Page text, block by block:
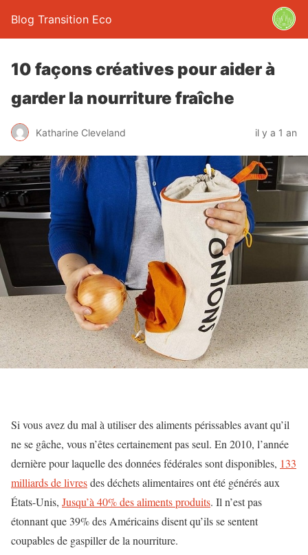
Blog Transition Eco
10 façons créatives pour aider à
garder la nourriture fraîche
Katharine Cleveland il y a 1 an
Si vous avez du mal à utiliser des aliments périssables avant qu’il
ne se gâche, vous n’êtes certainement pas seul. En 2010, l’année
dernière pour laquelle des données fédérales sont disponibles, 133
milliards de livresdes déchets alimentaires ont été générés aux
États-Unis, Jusqu’à 40% des aliments produits. Il n’est pas
étonnant que 39% des Américains disent qu’ils se sentent
coupables de gaspiller de la nourriture.